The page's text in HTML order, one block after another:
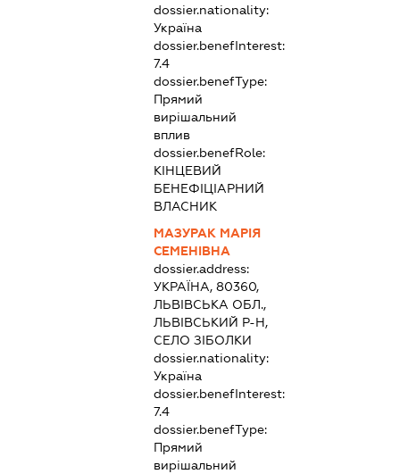
dossier.nationality:
Україна
dossier.benefInterest:
7.4
dossier.benefType:
Прямий
вирішальний
вплив
dossier.benefRole:
КІНЦЕВИЙ
БЕНЕФІЦІАРНИЙ
ВЛАСНИК
МАЗУРАК МАРІЯ
СЕМЕНІВНА
dossier.address:
УКРАЇНА, 80360,
ЛЬВІВСЬКА ОБЛ.,
ЛЬВІВСЬКИЙ Р-Н,
СЕЛО ЗІБОЛКИ
dossier.nationality:
Україна
dossier.benefInterest:
7.4
dossier.benefType:
Прямий
вирішальний